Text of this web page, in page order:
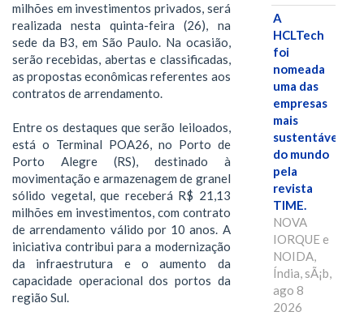
milhões em investimentos privados, será
realizada nesta quinta-feira (26), na
sede da B3, em São Paulo. Na ocasião,
serão recebidas, abertas e classificadas,
as propostas econômicas referentes aos
contratos de arrendamento.
Entre os destaques que serão leiloados,
está o Terminal POA26, no Porto de
Porto Alegre (RS), destinado à
movimentação e armazenagem de granel
sólido vegetal, que receberá R$ 21,13
milhões em investimentos, com contrato
de arrendamento válido por 10 anos. A
iniciativa contribui para a modernização
da infraestrutura e o aumento da
capacidade operacional dos portos da
região Sul.
A
HCLTech
foi
nomeada
uma das
empresas
mais
sustentáveis
do mundo
pela
revista
TIME.
NOVA
IORQUE e
NOIDA,
Índia, sÃ¡b,
ago 8
2026